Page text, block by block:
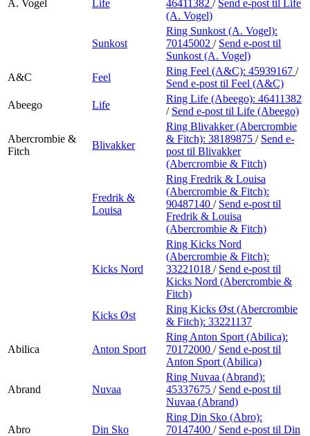
A. Vogel Life
46411382 / Send e-post til Life
(A. Vogel)
Sunkost
Ring Sunkost (A. Vogel):
70145002 / Send e-post til
Sunkost (A. Vogel)
A&C
Feel
Ring Feel (A&C): 45939167 /
Send e-post til Feel (A&C)
Abeego
Life
Ring Life (Abeego): 46411382
/ Send e-post til Life (Abeego)
Abercrombie &
Fitch
Blivakker
Ring Blivakker (Abercrombie
& Fitch): 38189875 / Send e-
post til Blivakker
(Abercrombie & Fitch)
Fredrik &
Louisa
Ring Fredrik & Louisa
(Abercrombie & Fitch):
90487140 / Send e-post til
Fredrik & Louisa
(Abercrombie & Fitch)
Kicks Nord
Ring Kicks Nord
(Abercrombie & Fitch):
33221018 / Send e-post til
Kicks Nord (Abercrombie &
Fitch)
Kicks Øst
Ring Kicks Øst (Abercrombie
& Fitch): 33221137
Abilica Anton Sport
Ring Anton Sport (Abilica):
70172000 / Send e-post til
Anton Sport (Abilica)
Abrand Nuvaa
Ring Nuvaa (Abrand):
45337675 / Send e-post til
Nuvaa (Abrand)
Abro Din Sko
Ring Din Sko (Abro):
70147400 / Send e-post til Din